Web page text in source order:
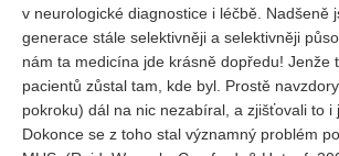
v neurologické diagnostice i léčbě. Nadšeně
generace stále selektivněji a selektivněji
nám ta medicína jde krásně dopředu! Jenže
pacientů zůstal tam, kde byl. Prostě
pokroku) dál na nic nezabíral, a zjišťovali to i
Dokonce se z toho stal významný problém